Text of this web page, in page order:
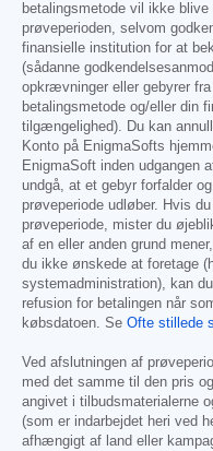
betalingsmetode vil ikke
prøveperioden, selvom
finansielle institution for at
(sådanne
opkrævninger eller gebyrer
betalingsmetode og/eller din
tilgængelighed). Du kan
Konto på EnigmaSofts
EnigmaSoft inden udgangen
undgå, at et gebyr forfalder
prøveperiode udløber. Hvis
prøveperiode, mister du
af en eller anden grund
du ikke ønskede at foretage
systemadministration), kan
refusion for betalingen når
købsdatoen. Se Ofte stillede
Ved afslutningen af
med det samme til den pris
angivet i tilbudsmaterialerne
(som er indarbejdet heri ved
afhængigt af land eller